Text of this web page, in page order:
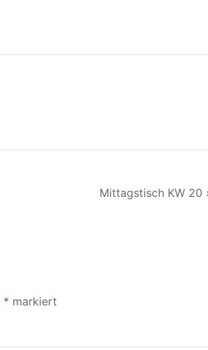
Mittagstisch KW 20
* markiert